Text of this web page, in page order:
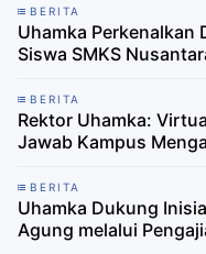
BERITA
Uhamka Perkenalkan
Siswa SMKS
BERITA
Rektor Uhamka:
Jawab Kampus
BERITA
Uhamka Dukung
Agung melalui